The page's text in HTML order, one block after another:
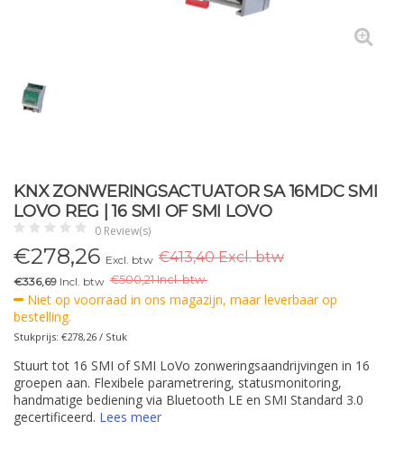
KNX ZONWERINGSACTUATOR SA 16MDC SMI
LOVO REG | 16 SMI OF SMI LOVO
0 Review(s)
€278,26 Excl. btw €413,40 Excl. btw
€336,69 Incl. btw €500,21 Incl. btw.
Niet op voorraad in ons magazijn, maar leverbaar op
bestelling.
Stukprijs: €278,26 / Stuk
Stuurt tot 16 SMI of SMI LoVo zonweringsaandrijvingen in 16
groepen aan. Flexibele parametrering, statusmonitoring,
handmatige bediening via Bluetooth LE en SMI Standard 3.0
gecertificeerd. Lees meer